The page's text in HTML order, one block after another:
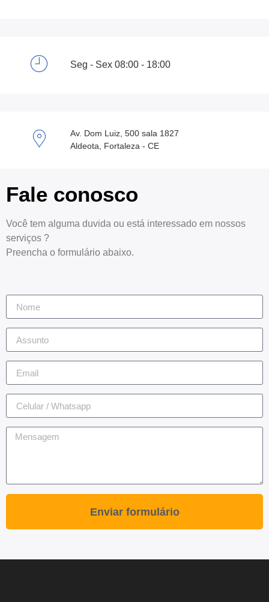
Seg - Sex 08:00 - 18:00
Av. Dom Luiz, 500 sala 1827
Aldeota, Fortaleza - CE
Fale conosco
Você tem alguma duvida ou está interessado em nossos
serviços ?
Preencha o formulário abaixo.
Enviar formulário